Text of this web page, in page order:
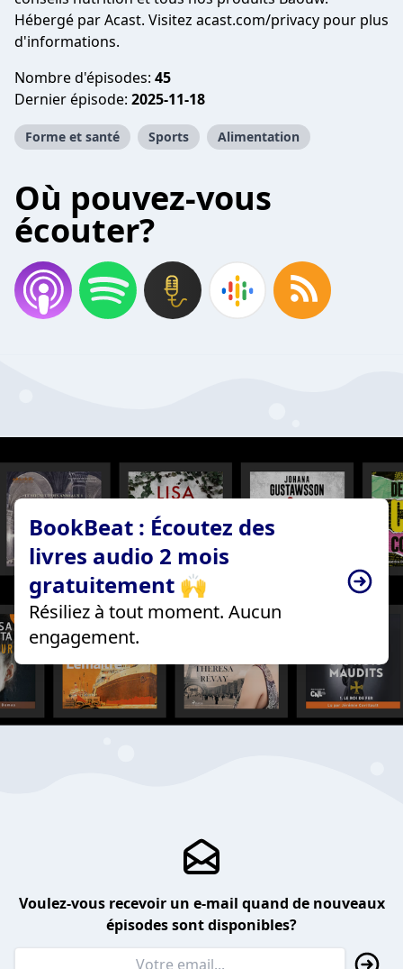
Hébergé par Acast. Visitez acast.com/privacy pour plus
d'informations.
Nombre d'épisodes: 45
Dernier épisode: 2025-11-18
Forme et santé Sports Alimentation
Où pouvez-vous
écouter?
BookBeat : Écoutez des
livres audio 2 mois
gratuitement 🙌
Résiliez à tout moment. Aucun
engagement.
Voulez-vous recevoir un e-mail quand de nouveaux
épisodes sont disponibles?